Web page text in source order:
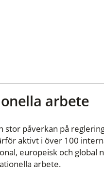
arbete
påverkan på
aktivt i över 100
europeisk och global
arbete.